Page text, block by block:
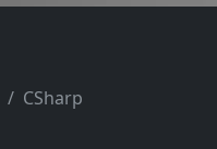
CSharp